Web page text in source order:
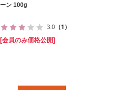
ーン 100g
3.0 （1）
[会員のみ価格公開]